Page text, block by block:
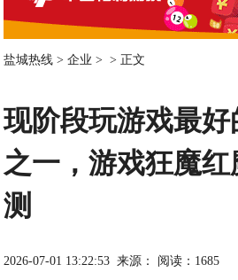
盐城热线 >企业 > > 正文
现阶段玩游戏最
之一，游戏狂魔红
测
2026-07-01 13:22:53 来源： 阅读：1685